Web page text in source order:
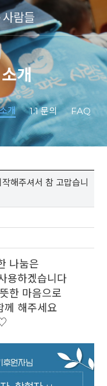
개
개 1:1 문의 FAQ
해주셔서 참 고맙습니
나눔은
용하겠습니다
한 마음으로
께 해주세요